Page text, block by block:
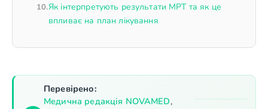
Як інтерпретують результати МРТ та як це
впливає на план лікування
Перевірено:
Медична редакція NOVAMED,